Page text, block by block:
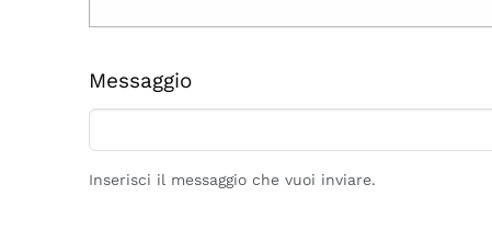
Messaggio
Inserisci il messaggio che vuoi inviare.